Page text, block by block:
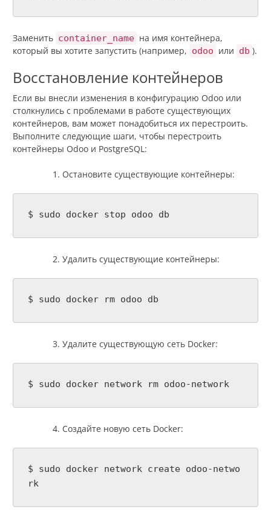
Заменить container_name на имя контейнера,
который вы хотите запустить (например, odoo или db ).
Восстановление контейнеров
Если вы внесли изменения в конфигурацию Odoo или
столкнулись с проблемами в работе существующих
контейнеров, вам может понадобиться их перестроить.
Выполните следующие шаги, чтобы перестроить
контейнеры Odoo и PostgreSQL:
Остановите существующие контейнеры:
$ sudo docker stop odoo db
Удалить существующие контейнеры:
$ sudo docker rm odoo db
Удалите существующую сеть Docker:
$ sudo docker network rm odoo-network
Создайте новую сеть Docker:
$ sudo docker network create odoo-netwo
rk